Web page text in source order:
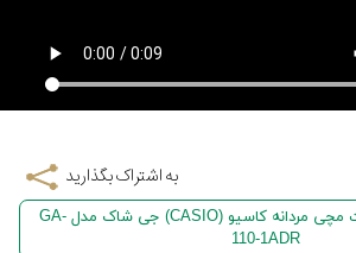
به اشتراک بگذارید
مشاهده و خرید ساعت مچی مردانه کاسیو (CASIO) جی شاک مدل GA-
110-1ADR